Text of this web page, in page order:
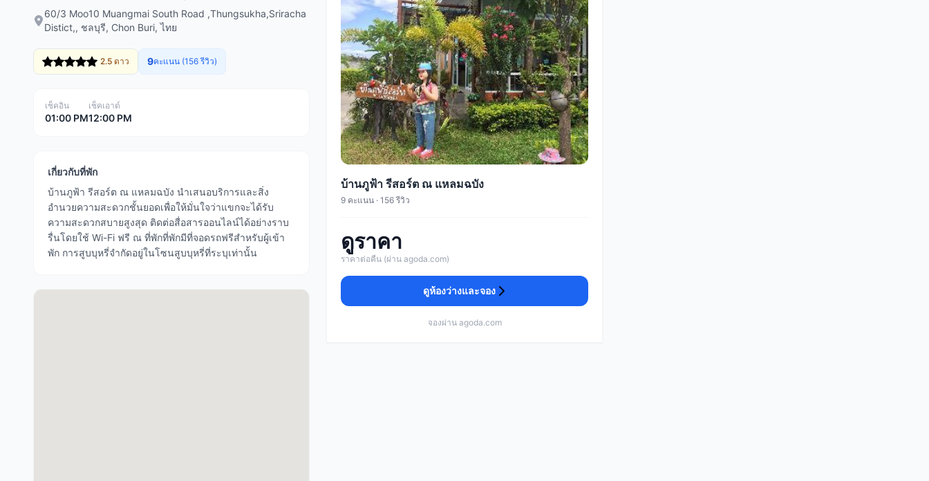
60/3 Moo10 Muangmai South Road ,Thungsukha,Sriracha
Distict,, ชลบุรี, Chon Buri, ไทย
2.5 ดาว 9คะแนน (156 รีวิว)
เช็คอิน
01:00 PM
เช็คเอาต์
12:00 PM
เกี่ยวกับที่พัก
บ้านภูฟ้า รีสอร์ต ณ แหลมฉบัง นำเสนอบริการและสิ่ง
อำนวยความสะดวกชั้นยอดเพื่อให้มั่นใจว่าแขกจะได้รับ
ความสะดวกสบายสูงสุด ติดต่อสื่อสารออนไลน์ได้อย่างราบ
รื่นโดยใช้ Wi-Fi ฟรี ณ ที่พักที่พักมีที่จอดรถฟรีสำหรับผู้เข้า
พัก การสูบบุหรี่จำกัดอยู่ในโซนสูบบุหรี่ที่ระบุเท่านั้น
บ้านภูฟ้า รีสอร์ต ณ แหลมฉบัง
9 คะแนน · 156 รีวิว
ดูราคา
ราคาต่อคืน (ผ่าน agoda.com)
ดูห้องว่างและจอง
จองผ่าน agoda.com